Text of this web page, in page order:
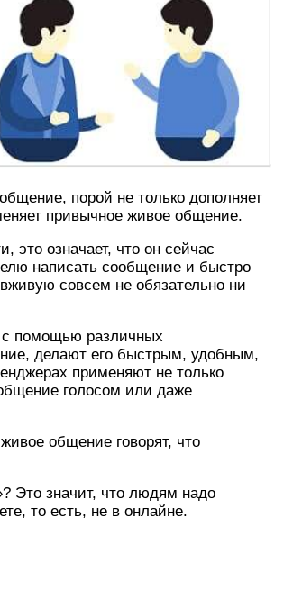
порой не только дополняет
привычное живое общение.
это означает, что он сейчас
написать сообщение и быстро
совсем не обязательно ни
с помощью различных
делают его быстрым, удобным,
применяют не только
голосом или даже
общение говорят, что
Это значит, что людям надо
то есть, не в онлайне.